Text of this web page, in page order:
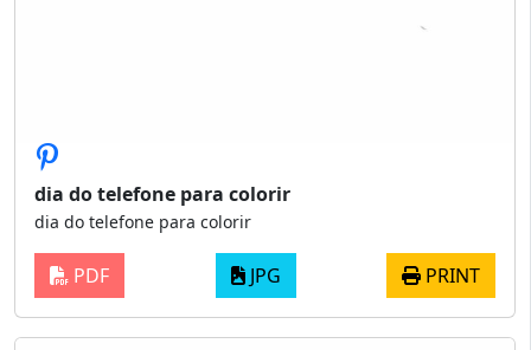
dia do telefone para colorir
dia do telefone para colorir
PDF JPG PRINT